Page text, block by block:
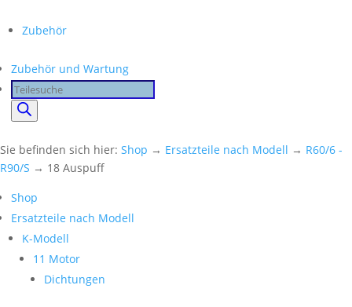
Zubehör
Zubehör und Wartung
Products
search
Sie befinden sich hier: Shop → Ersatzteile nach Modell → R60/6 -
R90/S → 18 Auspuff
Shop
Ersatzteile nach Modell
K-Modell
11 Motor
Dichtungen